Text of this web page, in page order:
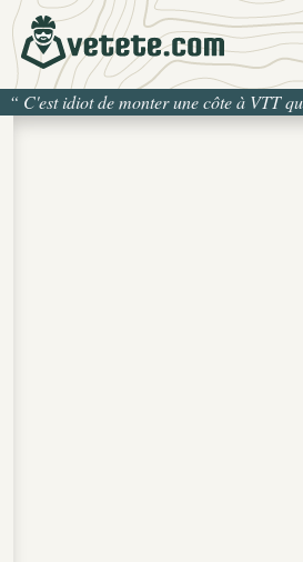
“ C'est idiot de monter une côte à VTT
pour la descendre”